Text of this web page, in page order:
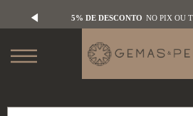
5% DE DESCONTO NO PIX OU